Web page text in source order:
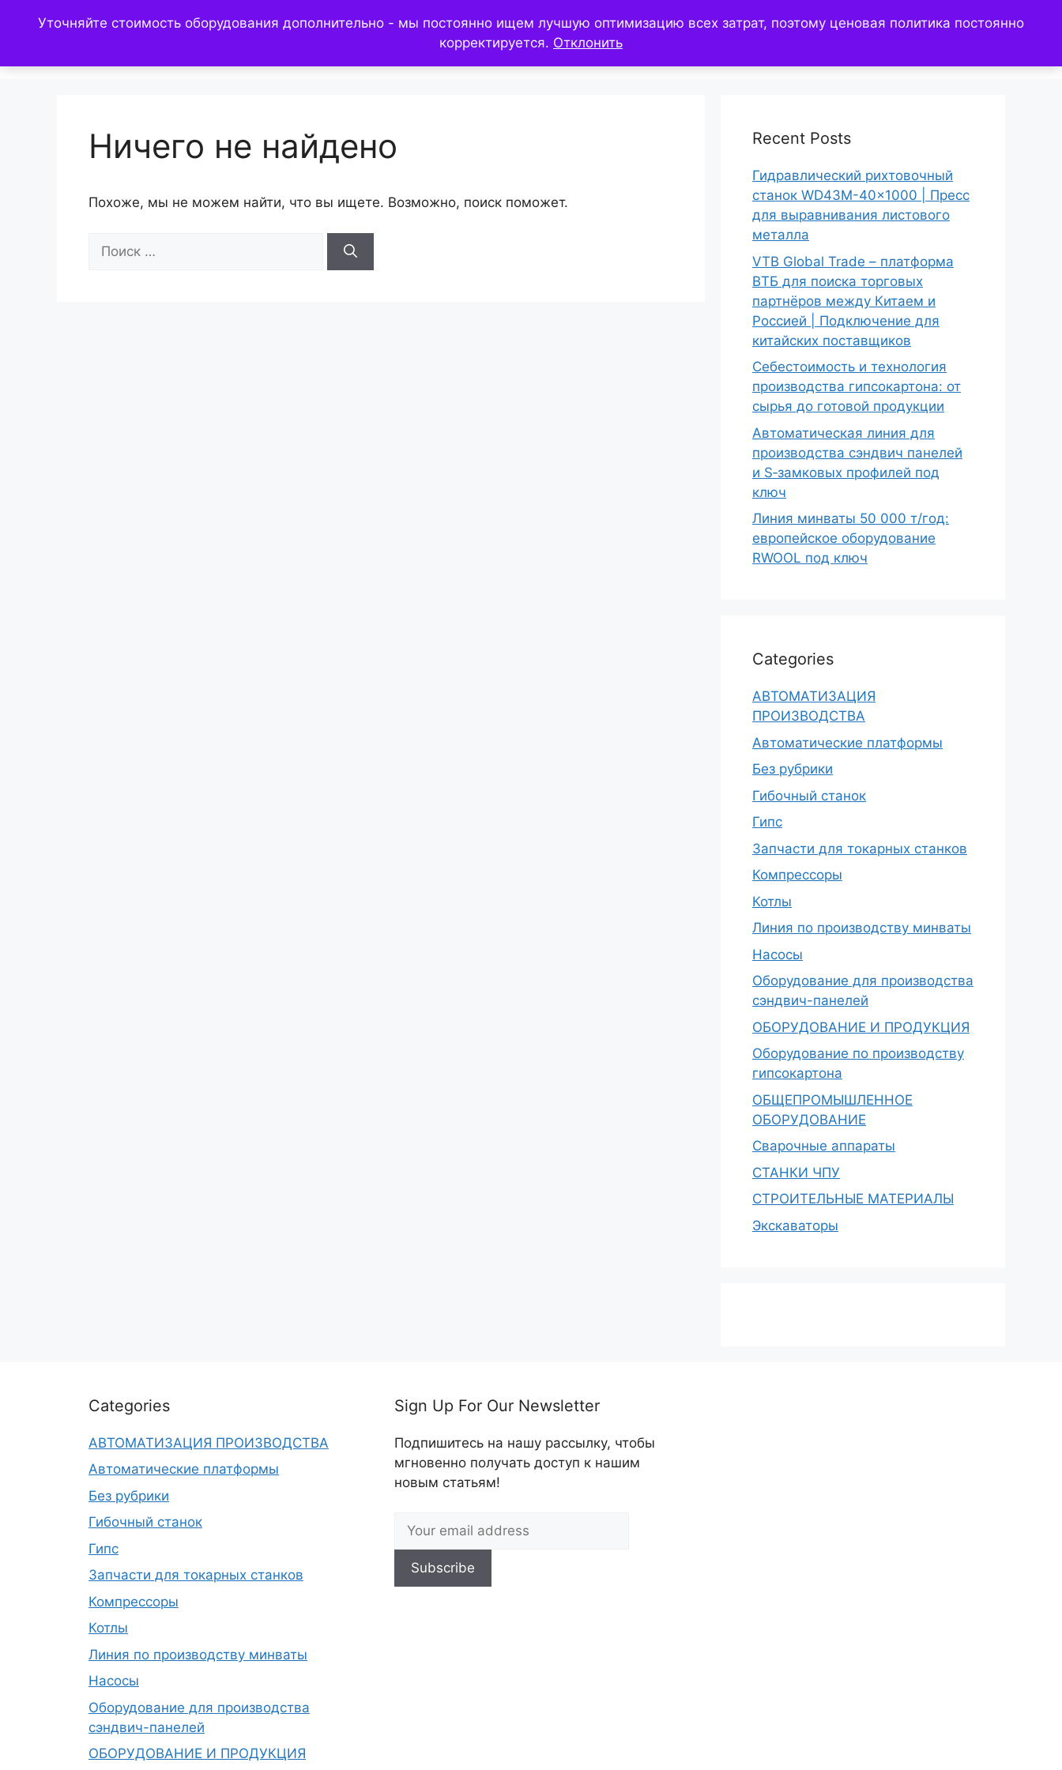
Уточняйте стоимость оборудования дополнительно - мы постоянно ищем лучшую оптимизацию всех затрат, поэтому ценовая политика постоянно
корректируется. Отклонить
БЛОГ ПРОДУКЦИЯ
Ничего не найдено
Похоже, мы не можем найти, что вы ищете. Возможно, поиск поможет.
Recent Posts
Гидравлический рихтовочный
станок WD43M-40×1000 | Пресс
для выравнивания листового
металла
VTB Global Trade – платформа
ВТБ для поиска торговых
партнёров между Китаем и
Россией | Подключение для
китайских поставщиков
Себестоимость и технология
производства гипсокартона: от
сырья до готовой продукции
Автоматическая линия для
производства сэндвич панелей
и S‑замковых профилей под
ключ
Линия минваты 50 000 т/год:
европейское оборудование
RWOOL под ключ
Categories
АВТОМАТИЗАЦИЯ
ПРОИЗВОДСТВА
Автоматические платформы
Без рубрики
Гибочный станок
Гипс
Запчасти для токарных станков
Компрессоры
Котлы
Линия по производству минваты
Насосы
Оборудование для производства
сэндвич-панелей
ОБОРУДОВАНИЕ И ПРОДУКЦИЯ
Оборудование по производству
гипсокартона
ОБЩЕПРОМЫШЛЕННОЕ
ОБОРУДОВАНИЕ
Сварочные аппараты
СТАНКИ ЧПУ
СТРОИТЕЛЬНЫЕ МАТЕРИАЛЫ
Экскаваторы
Categories
АВТОМАТИЗАЦИЯ ПРОИЗВОДСТВА
Автоматические платформы
Без рубрики
Гибочный станок
Гипс
Запчасти для токарных станков
Компрессоры
Котлы
Линия по производству минваты
Насосы
Оборудование для производства
сэндвич-панелей
ОБОРУДОВАНИЕ И ПРОДУКЦИЯ
Sign Up For Our Newsletter
Подпишитесь на нашу рассылку, чтобы
мгновенно получать доступ к нашим
новым статьям!
Subscribe